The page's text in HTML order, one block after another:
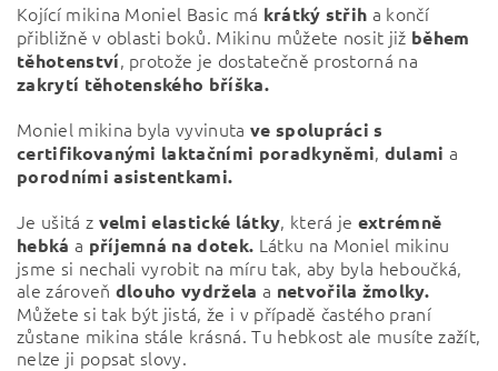
Kojící mikina Moniel Basic má krátký střih a končí
přibližně v oblasti boků. Mikinu můžete nosit již během
těhotenství, protože je dostatečně prostorná na
zakrytí těhotenského bříška.
Moniel mikina byla vyvinuta ve spolupráci s
certifikovanými laktačními poradkyněmi, dulami a
porodními asistentkami.
Je ušitá z velmi elastické látky, která je extrémně
hebká a příjemná na dotek. Látku na Moniel mikinu
jsme si nechali vyrobit na míru tak, aby byla heboučká,
ale zároveň dlouho vydržela a netvořila žmolky.
Můžete si tak být jistá, že i v případě častého praní
zůstane mikina stále krásná. Tu hebkost ale musíte zažít,
nelze ji popsat slovy.